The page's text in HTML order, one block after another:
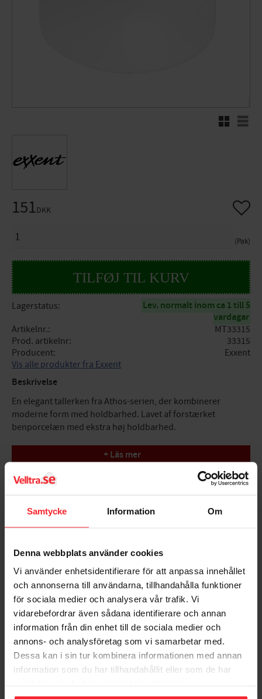
Samtycke Information Om
Denna webbplats använder cookies
Vi använder enhetsidentifierare för att anpassa innehållet
och annonserna till användarna, tillhandahålla funktioner
för sociala medier och analysera vår trafik. Vi
vidarebefordrar även sådana identifierare och annan
information från din enhet till de sociala medier och
annons- och analysföretag som vi samarbetar med.
Dessa kan i sin tur kombinera informationen med annan
information som du har tillhandahållit eller som de har
RutenettListe
151DKK
Pak
Gem
Lagerstatus
Lev. normalt inom ca 1 till 5
vardagar
Artikelnr.
MT33315
Prod. artikelnr
33315
Producent
Exxent
Vis alle produkter fra Exxent
Beskrivelse
En elegant tallerken fra Athos-serien, der kombinerer
moderne form med holdbarhed. Lavet af forstærket
benporcelæn med ekstra høj holdbarhed.
Specifikationer
Slidstærk
Diameter: 15 cm
Størrelse: 3 cm
+ Läs mer
Dig
Bliv den første, der giver en bedømmelse.